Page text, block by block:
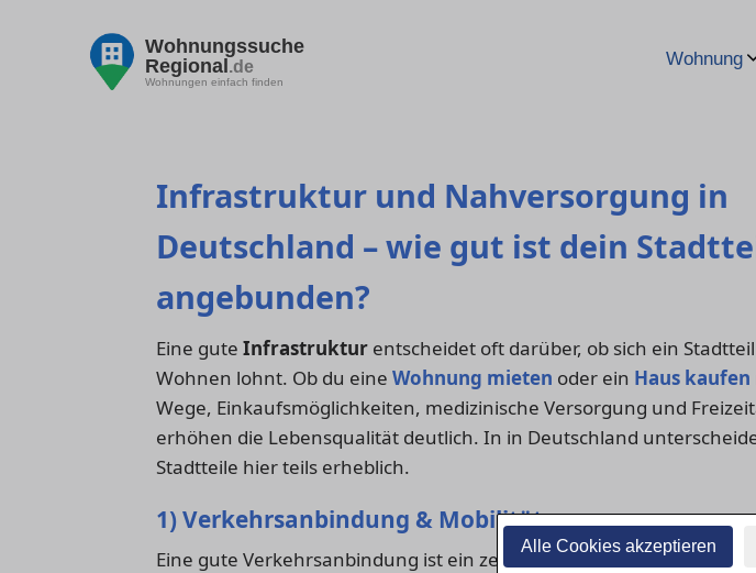
Alle Cookies akzeptieren
Wohnungssuche
Regional.de
Wohnungen einfach finden
Wohnung
Infrastruktur und Nahversorgung in
Deutschland – wie gut ist dein
angebunden?
Eine gute Infrastruktur entscheidet oft darüber, ob sich ein
Wohnen lohnt. Ob du eine Wohnung mieten oder ein Haus kaufen
Wege, Einkaufsmöglichkeiten, medizinische Versorgung und
erhöhen die Lebensqualität deutlich. In in Deutschland
Stadtteile hier teils erheblich.
1) Verkehrsanbindung & Mobilität
Eine gute Verkehrsanbindung ist ein zentrales Kriterium für die